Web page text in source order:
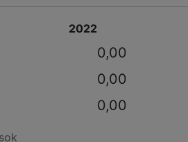
2022
0,00
0,00
0,00